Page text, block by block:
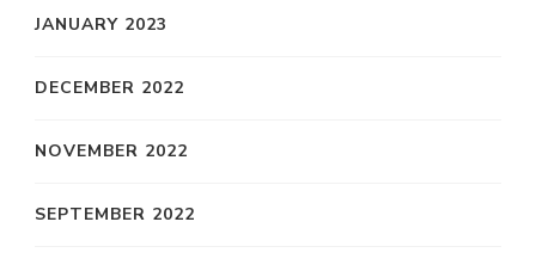
JANUARY 2023
DECEMBER 2022
NOVEMBER 2022
SEPTEMBER 2022